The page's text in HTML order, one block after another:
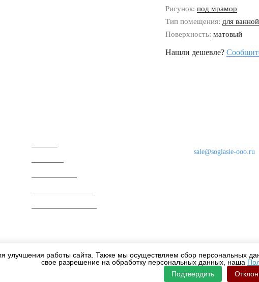
Рисунок: под мрамор
Тип помещения: для ванной
Поверхность: матовый
Нашли дешевле?
работы сайта. Также мы осуществляем сбор персональных
свое разрешение на обработку персональных данных, наша
Подтвердить
sale@soglasie-ooo.ru